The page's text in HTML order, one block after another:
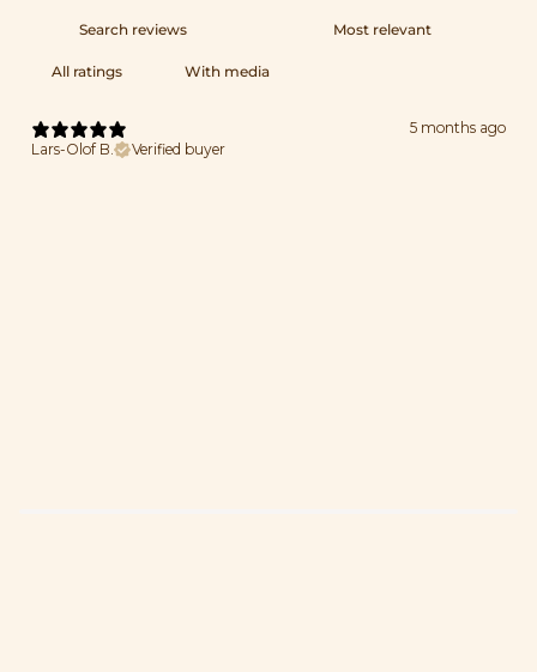
With media
5 months ago
Lars-Olof B.
Verified buyer